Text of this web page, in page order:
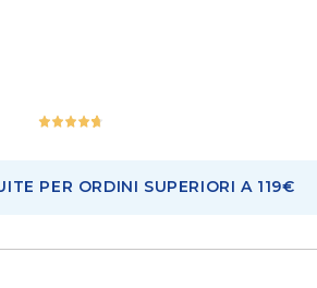
PER ORDINI SUPERIORI A 119€